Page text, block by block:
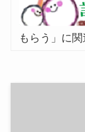
もらう」に関